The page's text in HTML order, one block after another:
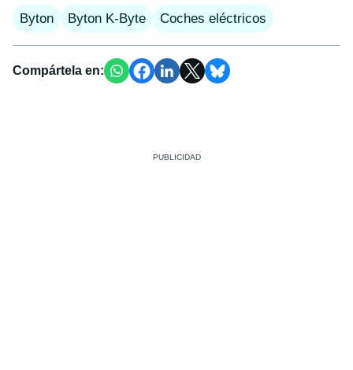
Byton Byton K-Byte Coches eléctricos
Compártela en: